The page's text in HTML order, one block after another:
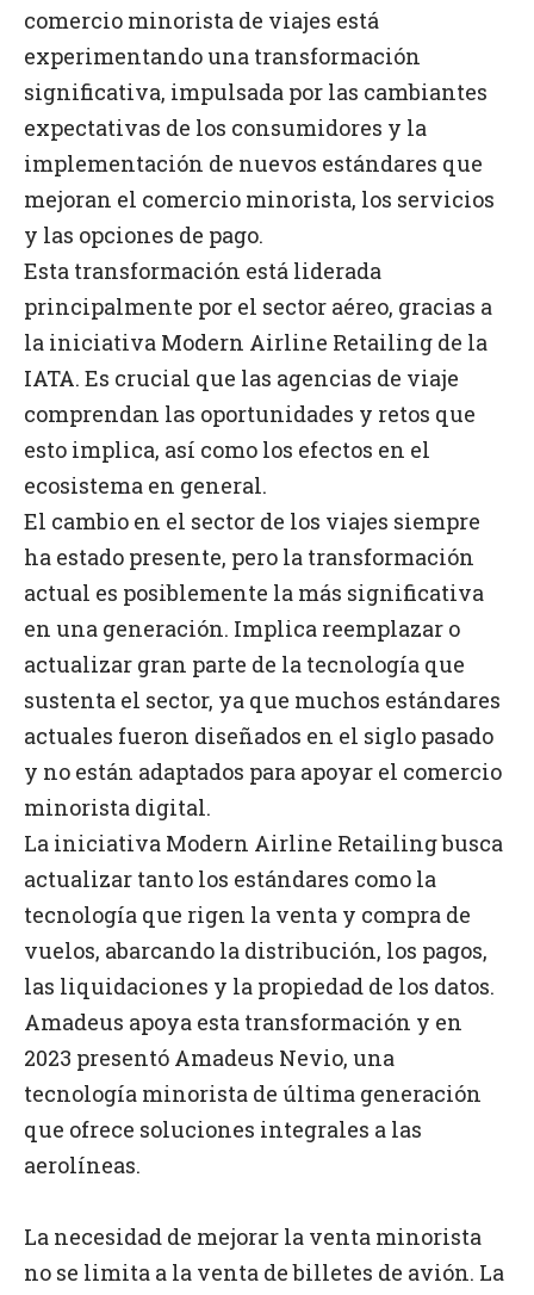
comercio minorista de viajes está
experimentando una transformación
significativa, impulsada por las cambiantes
expectativas de los consumidores y la
implementación de nuevos estándares que
mejoran el comercio minorista, los servicios
y las opciones de pago.
Esta transformación está liderada
principalmente por el sector aéreo, gracias a
la iniciativa Modern Airline Retailing de la
IATA. Es crucial que las agencias de viaje
comprendan las oportunidades y retos que
esto implica, así como los efectos en el
ecosistema en general.
El cambio en el sector de los viajes siempre
ha estado presente, pero la transformación
actual es posiblemente la más significativa
en una generación. Implica reemplazar o
actualizar gran parte de la tecnología que
sustenta el sector, ya que muchos estándares
actuales fueron diseñados en el siglo pasado
y no están adaptados para apoyar el comercio
minorista digital.
La iniciativa Modern Airline Retailing busca
actualizar tanto los estándares como la
tecnología que rigen la venta y compra de
vuelos, abarcando la distribución, los pagos,
las liquidaciones y la propiedad de los datos.
Amadeus apoya esta transformación y en
2023 presentó Amadeus Nevio, una
tecnología minorista de última generación
que ofrece soluciones integrales a las
aerolíneas.
La necesidad de mejorar la venta minorista
no se limita a la venta de billetes de avión. La